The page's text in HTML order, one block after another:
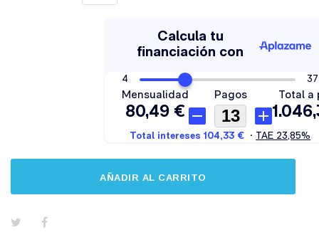
AÑADIR AL CARRITO